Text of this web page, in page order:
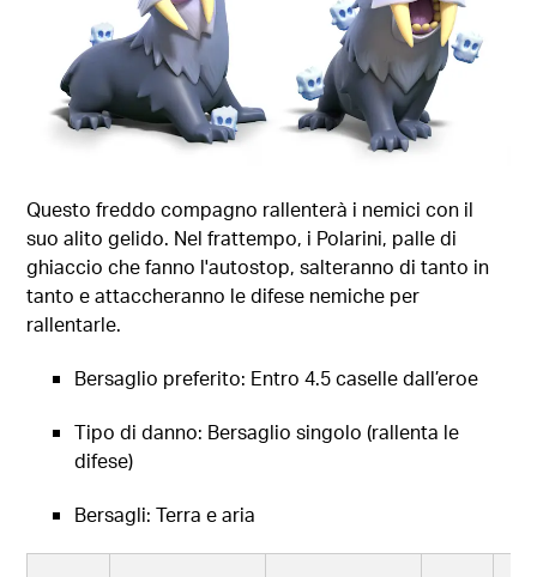
Questo freddo compagno rallenterà i nemici con il
suo alito gelido. Nel frattempo, i Polarini, palle di
ghiaccio che fanno l'autostop, salteranno di tanto in
tanto e attaccheranno le difese nemiche per
rallentarle.
Bersaglio preferito: Entro 4.5 caselle dall’eroe
Tipo di danno: Bersaglio singolo (rallenta le
difese)
Bersagli: Terra e aria